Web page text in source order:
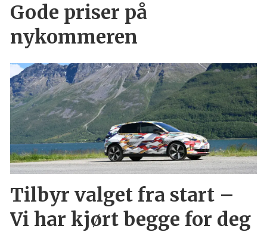
Gode priser på
nykommeren
Tilbyr valget fra start –
Vi har kjørt begge for deg